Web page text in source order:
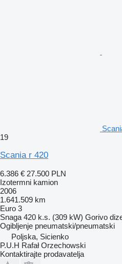
19
Scania r 420
6.386 € 27.500 PLN
Izotermni kamion
2006
1.641.509 km
Euro 3
Snaga 420 k.s. (309 kW) Gorivo
Ogibljenje pneumatski/pneumatski
Poljska, Sicienko
P.U.H Rafał Orzechowski
Kontaktirajte prodavatelja